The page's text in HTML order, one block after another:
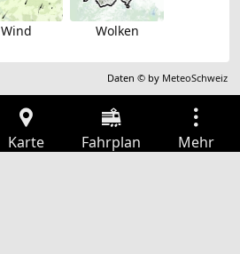
Wind Wolken
Daten © by MeteoSchweiz
Karte Fahrplan Mehr